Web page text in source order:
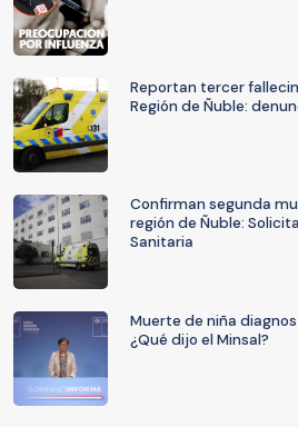
Reportan tercer
Región de Ñuble:
Confirman segunda
región de Ñuble:
Sanitaria
Muerte de niña
¿Qué dijo el Minsal?